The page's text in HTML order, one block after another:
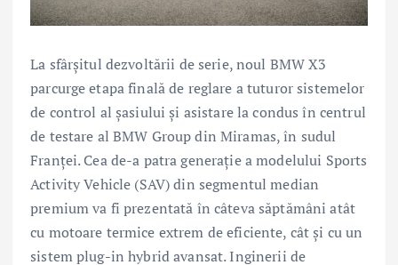
La sfârşitul dezvoltării de serie, noul BMW X3
parcurge etapa finală de reglare a tuturor sistemelor
de control al şasiului şi asistare la condus în centrul
de testare al BMW Group din Miramas, în sudul
Franţei. Cea de-a patra generaţie a modelului Sports
Activity Vehicle (SAV) din segmentul median
premium va fi prezentată în câteva săptămâni atât
cu motoare termice extrem de eficiente, cât şi cu un
sistem plug-in hybrid avansat. Inginerii de